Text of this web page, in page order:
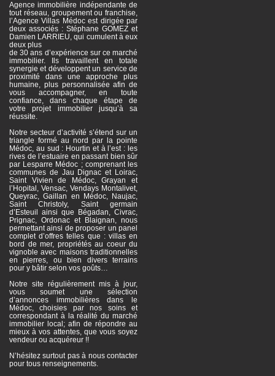
Agence immobilière indépendante de
tout réseau, groupement ou franchise,
l’Agence Villas Médoc est dirigée par
deux associés : Stéphane GOMEZ et
Damien LARRIEU, qui cumulent à eux
deux plus
de 30 ans d’expérience sur ce marché
immobilier. Ils travaillent en totale
synergie et développent un service de
proximité dans une approche plus
humaine, plus personnalisée afin de
vous accompagner, en toute
confiance, dans chaque étape de
votre projet immobilier jusqu’à sa
réussite.
Notre secteur d’activité s’étend sur un
triangle formé au nord par la pointe
Médoc, au sud : Hourtin et à l’est : les
rives de l’estuaire en passant bien sûr
par Lesparre Médoc ; comprenant les
communes de Jau Dignac et Loirac,
Saint Vivien de Médoc, Grayan et
l’Hopital, Vensac, Vendays Montalivet,
Queyrac, Gaillan en Médoc, Naujac,
Saint Christoly, Saint germain
d’Esteuil ainsi que Bégadan, Civrac,
Prignac, Ordonac et Blaignan, nous
permettant ainsi de proposer un panel
complet d’offres telles que : villas en
bord de mer, propriétés au coeur du
vignoble avec maisons traditionnelles
en pierres, ou bien divers terrains
pour y bâtir selon vos goûts…
Notre site régulièrement mis à jour,
vous soumet une sélection
d’annonces immobilières dans le
Médoc, choisies par nos soins et
correspondant à la réalité du marché
immobilier local; afin de répondre au
mieux à vos attentes, que vous soyez
vendeur ou acquéreur !!
N’hésitez surtout pas à nous contacter
pour tous renseignements.